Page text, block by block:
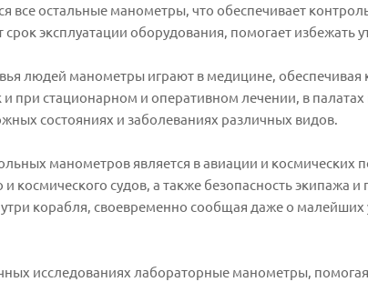
все остальные манометры, что обеспечивает
эксплуатации оборудования, помогает избежать
людей манометры играют в медицине, обеспечивая
при стационарном и оперативном лечении, в
состояниях и заболеваниях различных видов.
манометров является в авиации и космических
и космического судов, а также безопасность экипажа
корабля, своевременно сообщая даже о малейших
исследованиях лабораторные манометры,